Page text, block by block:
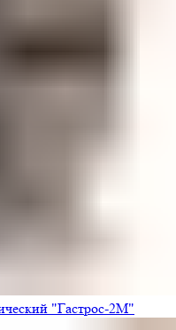
"Гастрос-2М"